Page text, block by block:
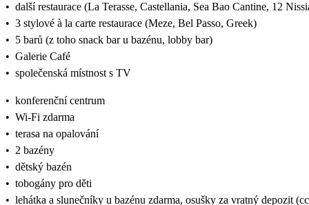
• další restaurace (La Terasse, Castellania, Sea Bao Cantine, 12
• 3 stylové à la carte restaurace (Meze, Bel Passo, Greek)
• 5 barů (z toho snack bar u bazénu, lobby bar)
• Galerie Café
• společenská místnost s TV
• konferenční centrum
• Wi-Fi zdarma
• terasa na opalování
• 2 bazény
• dětský bazén
• tobogány pro děti
• lehátka a slunečníky u bazénu zdarma, osušky za vratný depozit